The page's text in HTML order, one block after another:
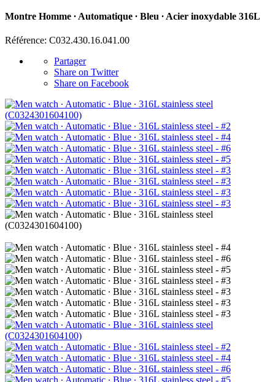
Montre Homme ∙ Automatique ∙ Bleu ∙ Acier inoxydable 316L
Référence: C032.430.16.041.00
Partager
Share on Twitter
Share on Facebook